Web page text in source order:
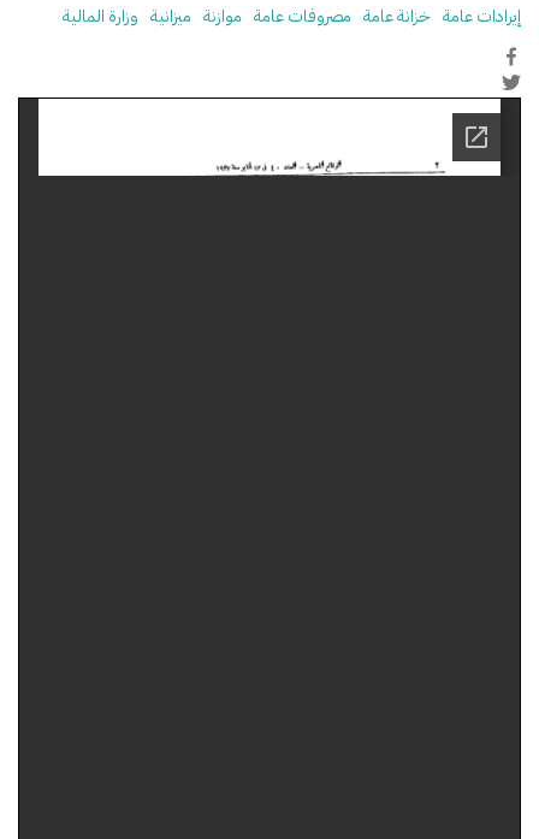
إيرادات عامة خزانة عامة مصروفات عامة موازنة ميزانية وزارة المالية